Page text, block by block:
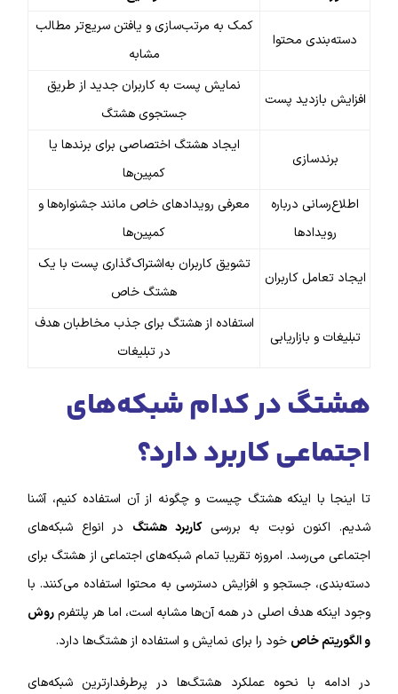
دسته‌بندی محتوا
کمک به مرتب‌سازی و یافتن سریع‌تر مطالب
مشابه
افزایش بازدید پست
نمایش پست به کاربران جدید از طریق
جستجوی هشتگ
برندسازی
ایجاد هشتگ اختصاصی برای برندها یا
کمپین‌ها
اطلاع‌رسانی درباره
رویدادها
معرفی رویدادهای خاص مانند جشنواره‌ها و
کمپین‌ها
ایجاد تعامل کاربران
تشویق کاربران به‌اشتراک‌گذاری پست با یک
هشتگ خاص
تبلیغات و بازاریابی
استفاده از هشتگ برای جذب مخاطبان هدف
در تبلیغات
هشتگ در کدام شبکه‌های
اجتماعی کاربرد دارد؟
تا اینجا با اینکه هشتگ چیست و چگونه از آن استفاده کنیم، آشنا
شدیم. اکنون نوبت به بررسیکاربرد هشتگ در انواع شبکه‌های
اجتماعی می‌رسد. امروزه تقریبا تمام شبکه‌های اجتماعی از هشتگ برای
دسته‌بندی، جستجو و افزایش دسترسی به محتوا استفاده می‌کنند. با
وجود اینکه هدف اصلی در همه آن‌ها مشابه است، اما هر پلتفرمروش
و الگوریتم خاص خود را برای نمایش و استفاده از هشتگ‌ها دارد.
در ادامه با نحوه عملکرد هشتگ‌ها در پرطرفدارترین شبکه‌های